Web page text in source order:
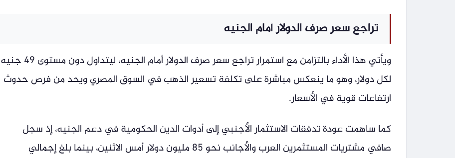
تراجع سعر صرف الدولار أمام الجنيه
ويأتي هذا الأداء بالتزامن مع استمرار تراجع سعر صرف الدولار أمام الجنيه، ليتداول دون مستوى 49 جنيه
لكل دولار، وهو ما ينعكس مباشرة على تكلفة تسعير الذهب في السوق المصري ويحد من فرص حدوث
ارتفاعات قوية في الأسعار.
كما ساهمت عودة تدفقات الاستثمار الأجنبي إلى أدوات الدين الحكومية في دعم الجنيه، إذ سجل
صافي مشتريات المستثمرين العرب والأجانب نحو 85 مليون دولار أمس الاثنين، بينما بلغ إجمالي